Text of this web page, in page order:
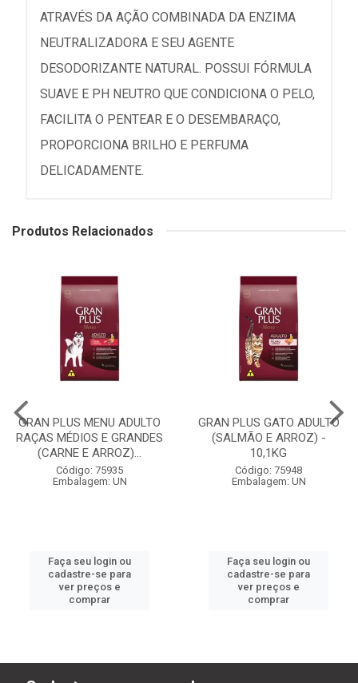
ATRAVÉS DA AÇÃO COMBINADA DA ENZIMA
NEUTRALIZADORA E SEU AGENTE
DESODORIZANTE NATURAL. POSSUI FÓRMULA
SUAVE E PH NEUTRO QUE CONDICIONA O PELO,
FACILITA O PENTEAR E O DESEMBARAÇO,
PROPORCIONA BRILHO E PERFUMA
DELICADAMENTE.
Produtos Relacionados
GRAN PLUS MENU ADULTO
RAÇAS MÉDIOS E GRANDES
(CARNE E ARROZ)...
Código: 75935
Embalagem: UN
Faça seu login ou
cadastre-se para
ver preços e
comprar
GRAN PLUS GATO ADULTO
(SALMÃO E ARROZ) -
10,1KG
Código: 75948
Embalagem: UN
Faça seu login ou
cadastre-se para
ver preços e
comprar